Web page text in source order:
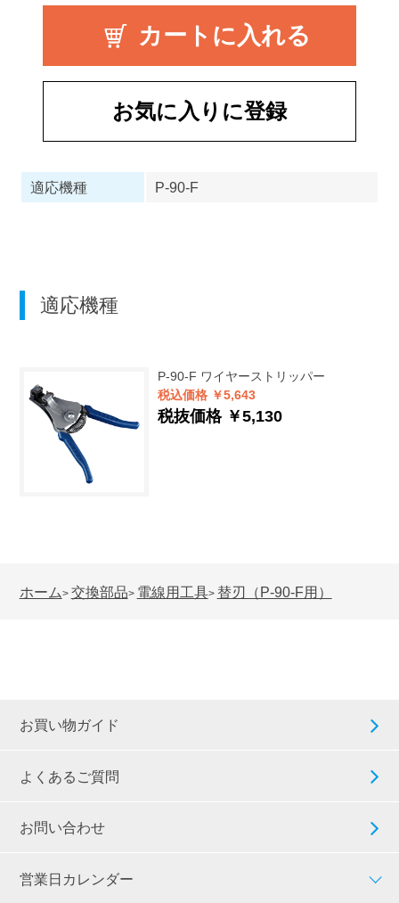
お気に入りに登録
適応機種 P-90-F
適応機種
P-90-F ワイヤーストリッパー
税込価格 ￥5,643
税抜価格 ￥5,130
ホーム> 交換部品> 電線用工具> 替刃（P-90-F用）
お買い物ガイド
よくあるご質問
お問い合わせ
営業日カレンダー